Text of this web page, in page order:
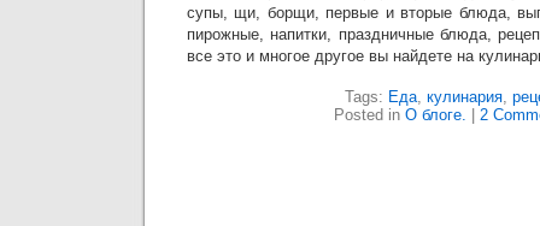
супы, щи, борщи, первые и вторые блюда,
пирожные, напитки, праздничные блюда,
все это и многое другое вы найдете на
Tags: Еда, кулинария,
Posted in О блоге. 2